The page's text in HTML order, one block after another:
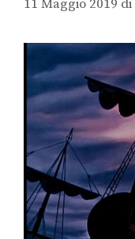
11 Maggio 2019 di